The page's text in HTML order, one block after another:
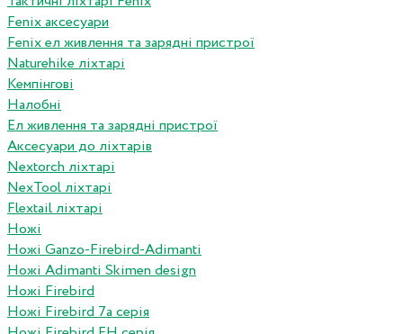
Fenix аксесуари
Fenix ел живлення та зарядні пристрої
Naturehike ліхтарі
Кемпінгові
Налобні
Ел живлення та зарядні пристрої
Аксесуари до ліхтарів
Nextorch ліхтарі
NexTool ліхтарі
Flextail ліхтарі
Ножі
Ножі Ganzo-Firebird-Adimanti
Ножі Adimanti Skimen design
Ножі Firebird
Ножі Firebird 7а серія